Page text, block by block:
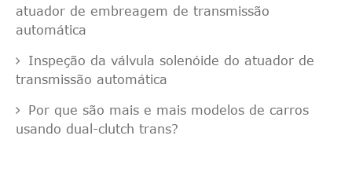
atuador de embreagem de transmissão
automática
Inspeção da válvula solenóide do atuador de
transmissão automática
Por que são mais e mais modelos de carros
usando dual-clutch trans?